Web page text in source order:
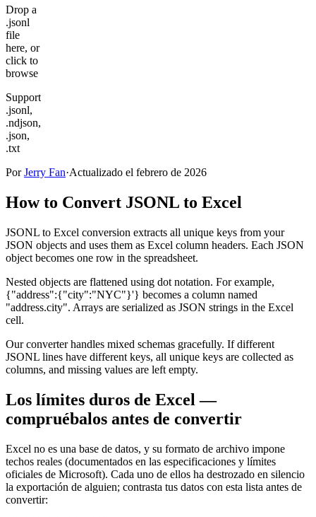
Drop a
.jsonl
file
here, or
click to
browse
Supports
.jsonl,
.ndjson,
.json,
.txt
Por Jerry Fan·Actualizado el febrero de 2026
How to Convert JSONL to Excel
JSONL to Excel conversion extracts all unique keys from your
JSON objects and uses them as Excel column headers. Each JSON
object becomes one row in the spreadsheet.
Nested objects are flattened using dot notation. For example,
{"address":{"city":"NYC"}'} becomes a column named
"address.city". Arrays are serialized as JSON strings in the Excel
cell.
Our converter handles mixed schemas gracefully. If different
JSONL lines have different keys, all unique keys are collected as
columns, and missing values are left empty.
Los límites duros de Excel —
compruébalos antes de convertir
Excel no es una base de datos, y su formato de archivo impone
techos reales (documentados en las especificaciones y límites
oficiales de Microsoft). Cada uno de ellos ha destrozado en silencio
la exportación de alguien; contrasta tus datos con esta lista antes de
convertir: